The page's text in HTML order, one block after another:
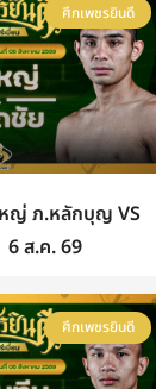
ศึกเพชรยินดี
หญ่ ภ.หลักบุญ VS
ส.ค. 69
ศึกเพชรยินดี